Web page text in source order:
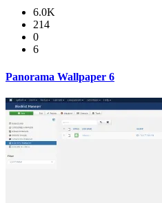
6.0K
214
0
6
Panorama Wallpaper 6